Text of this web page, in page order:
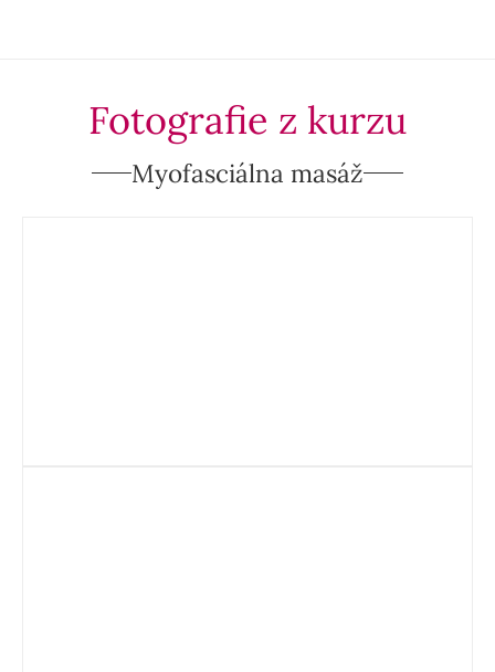
Fotografie z kurzu
Myofasciálna masáž